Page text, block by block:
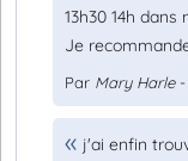
13h30 14h
Je
Par Mary Harle-
j'ai enfin